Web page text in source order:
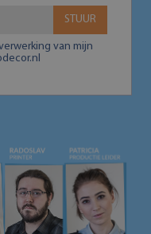
STUUR
van mijn